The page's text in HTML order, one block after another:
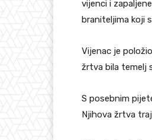
vijenci i
braniteljima koji
Vijenac je
žrtva bila temelj
S posebnim
Njihova žrtva